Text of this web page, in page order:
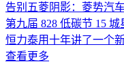
告别五菱阴影：菱势汽
第九届 828 低碳节 15
恒力泰用十年讲了一个
查看更多